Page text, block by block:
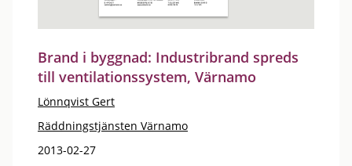
Brand i byggnad: Industribrand spreds
till ventilationssystem, Värnamo
Lönnqvist Gert
Räddningstjänsten Värnamo
2013-02-27